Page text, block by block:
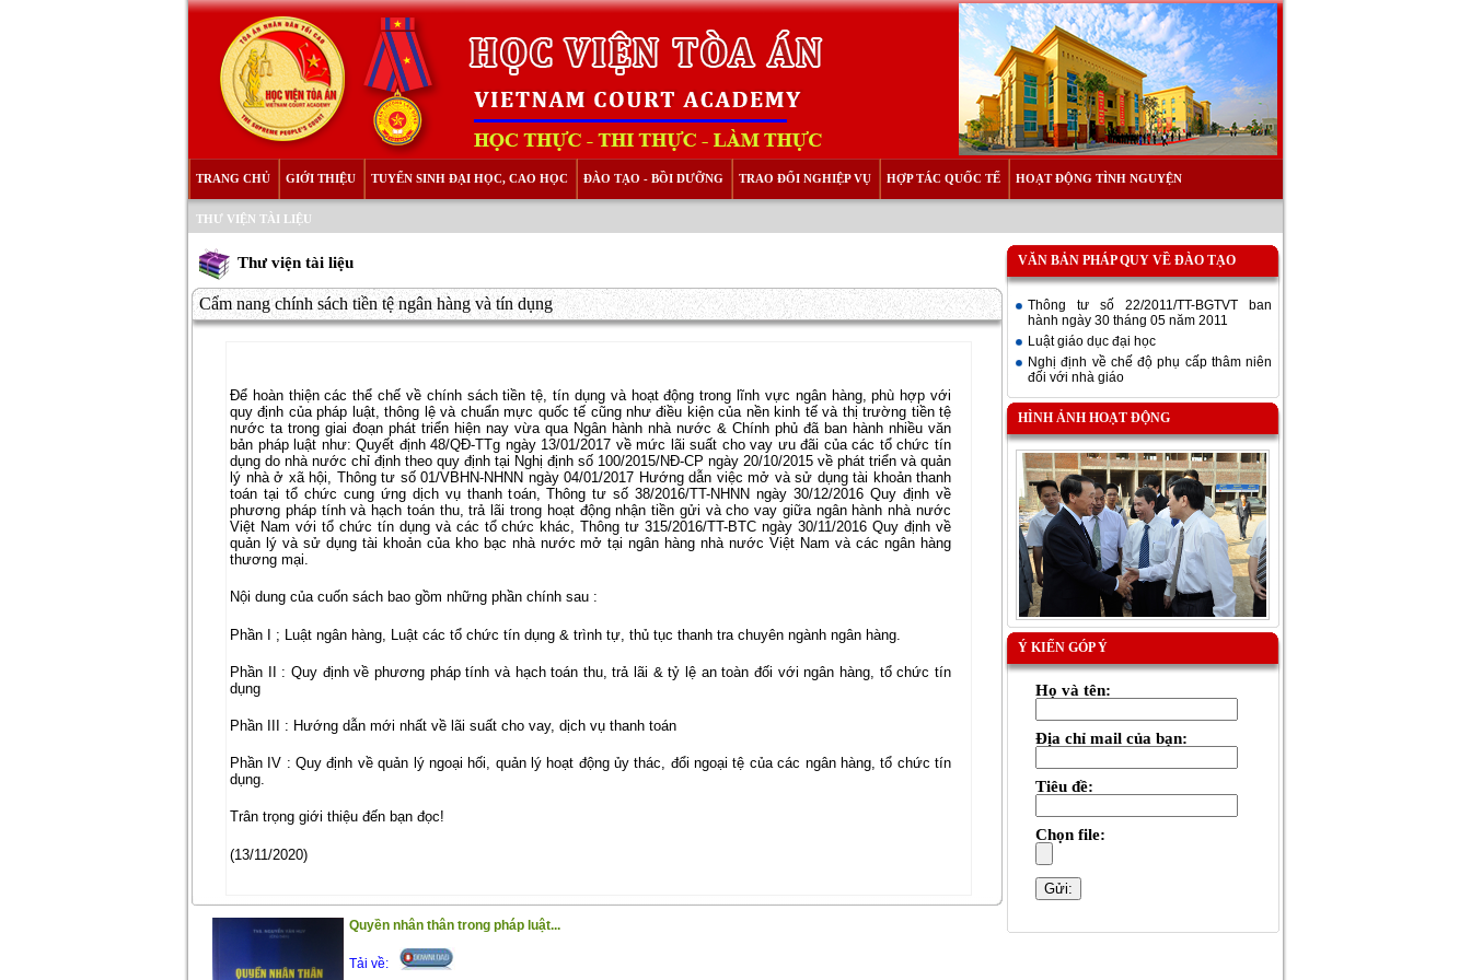
TRANG CHỦ GIỚI THIỆU TUYỂN SINH ĐẠI HỌC, CAO HỌC ĐÀO TẠO - BỒI DƯỠNG TRAO ĐỔI NGHIỆP VỤ HỢP TÁC QUỐC TẾ HOẠT ĐỘNG TÌNH NGUYỆN
THƯ VIỆN TÀI LIỆU
Thư viện tài liệu
Cẩm nang chính sách tiền tệ ngân hàng và tín dụng
Để hoàn thiện các thể chế về chính sách tiền tệ, tín dụng và hoạt động trong lĩnh vực ngân hàng, phù hợp với
quy định của pháp luật, thông lệ và chuẩn mực quốc tế cũng như điều kiện của nền kinh tế và thị trường tiền tệ
nước ta trong giai đoạn phát triển hiện nay vừa qua Ngân hành nhà nước & Chính phủ đã ban hành nhiều văn
bản pháp luật như: Quyết định 48/QĐ-TTg ngày 13/01/2017 về mức lãi suất cho vay ưu đãi của các tổ chức tín
dụng do nhà nước chỉ định theo quy định tại Nghị định số 100/2015/NĐ-CP ngày 20/10/2015 về phát triển và quản
lý nhà ở xã hội, Thông tư số 01/VBHN-NHNN ngày 04/01/2017 Hướng dẫn việc mở và sử dụng tài khoản thanh
toán tại tổ chức cung ứng dịch vụ thanh toán, Thông tư số 38/2016/TT-NHNN ngày 30/12/2016 Quy định về
phương pháp tính và hạch toán thu, trả lãi trong hoạt động nhận tiền gửi và cho vay giữa ngân hành nhà nước
Việt Nam với tổ chức tín dụng và các tổ chức khác, Thông tư 315/2016/TT-BTC ngày 30/11/2016 Quy định về
quản lý và sử dụng tài khoản của kho bạc nhà nước mở tại ngân hàng nhà nước Việt Nam và các ngân hàng
thương mại.
Nội dung của cuốn sách bao gồm những phần chính sau :
Phần I ; Luật ngân hàng, Luật các tổ chức tín dụng & trình tự, thủ tục thanh tra chuyên ngành ngân hàng.
Phần II : Quy định về phương pháp tính và hạch toán thu, trả lãi & tỷ lệ an toàn đối với ngân hàng, tổ chức tín
dụng
Phần III : Hướng dẫn mới nhất về lãi suất cho vay, dịch vụ thanh toán
Phần IV : Quy định về quản lý ngoại hối, quản lý hoạt động ủy thác, đổi ngoại tệ của các ngân hàng, tổ chức tín
dụng.
Trân trọng giới thiệu đến bạn đọc!
(13/11/2020)
Quyền nhân thân trong pháp luật...
Tải về:
VĂN BẢN PHÁP QUY VỀ ĐÀO TẠO
Thông tư số 22/2011/TT-BGTVT ban
hành ngày 30 tháng 05 năm 2011
Luật giáo dục đại học
Nghị định về chế độ phụ cấp thâm niên
đối với nhà giáo
HÌNH ẢNH HOẠT ĐỘNG
Ý KIẾN GÓP Ý
Họ và tên:
Địa chỉ mail của bạn:
Tiêu đề:
Chọn file: